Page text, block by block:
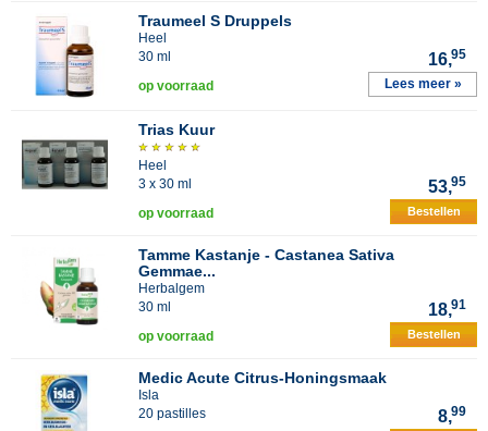
Traumeel S Druppels
Heel
30 ml
16,95
op voorraad Lees meer »
Trias Kuur
Heel
3 x 30 ml
53,95
op voorraad Bestellen
Tamme Kastanje - Castanea Sativa
Gemmae...
Herbalgem
30 ml
18,91
op voorraad Bestellen
Medic Acute Citrus-Honingsmaak
Isla
20 pastilles
8,99